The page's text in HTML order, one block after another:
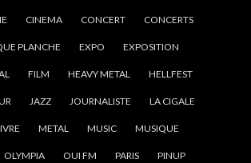
CINEMA CONCERT CONCERTS
PLANCHE EXPO EXPOSITION
FILM HEAVY METAL HELLFEST
JAZZ JOURNALISTE LA CIGALE
METAL MUSIC MUSIQUE
OLYMPIA OUI FM PARIS PINUP